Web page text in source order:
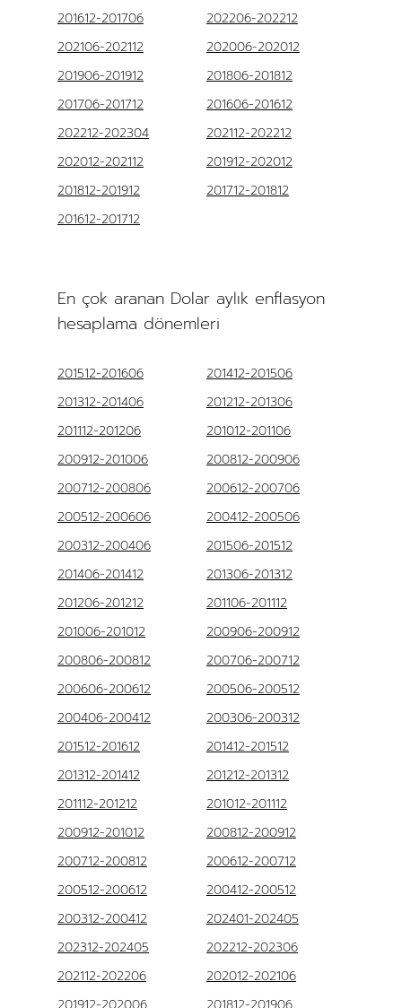
201612-201706
202206-202212
202106-202112
202006-202012
201906-201912
201806-201812
201706-201712
201606-201612
202212-202304
202112-202212
202012-202112
201912-202012
201812-201912
201712-201812
201612-201712
En çok aranan Dolar aylık enflasyon
hesaplama dönemleri
201512-201606
201412-201506
201312-201406
201212-201306
201112-201206
201012-201106
200912-201006
200812-200906
200712-200806
200612-200706
200512-200606
200412-200506
200312-200406
201506-201512
201406-201412
201306-201312
201206-201212
201106-201112
201006-201012
200906-200912
200806-200812
200706-200712
200606-200612
200506-200512
200406-200412
200306-200312
201512-201612
201412-201512
201312-201412
201212-201312
201112-201212
201012-201112
200912-201012
200812-200912
200712-200812
200612-200712
200512-200612
200412-200512
200312-200412
202401-202405
202312-202405
202212-202306
202112-202206
202012-202106